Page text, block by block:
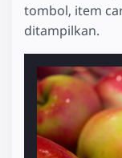
tombol, item
ditampilkan.